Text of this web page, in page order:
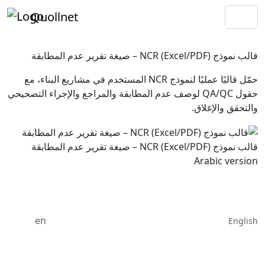
Quollnet
قالب نموذج NCR (Excel/PDF) – صيغة تقرير عدم المطابقة
حمّل قالبًا عمليًا لنموذج NCR المستخدم في مشاريع البناء، مع
حقول QA/QC لوصف عدم المطابقة والمراجع والإجراء التصحيحي
والتحقق والإغلاق.
قالب نموذج NCR (Excel/PDF) – صيغة تقرير عدم المطابقة
Arabic version
en English